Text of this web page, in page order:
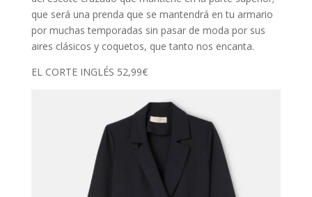
que será una prenda que se mantendrá en tu armario
por muchas temporadas sin pasar de moda por sus
aires clásicos y coquetos, que tanto nos encanta.
EL CORTE INGLÉS 52,99€